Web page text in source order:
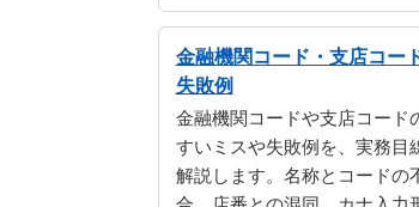
金融機関コード・支店コー
失敗例
金融機関コードや支店コード
すいミスや失敗例を、実務目
解説します。名称とコードの